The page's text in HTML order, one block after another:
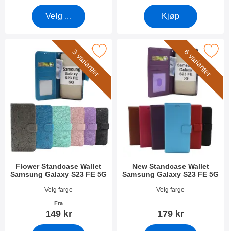
Velg ... Kjøp
3 varianter
Flower Standcase Wallet
Samsung Galaxy S23 FE 5G
Varenummer 49466
Velg farge
Fra
149 kr
Standcase Wallet Samsung Galaxy S23 FE 5G som favoritt
6 varianter
New Standcase Wallet
Samsung Galaxy S23 FE 5G
Varenummer 49452
Velg farge
179 kr
Merk new Standcase Wallet Samsung